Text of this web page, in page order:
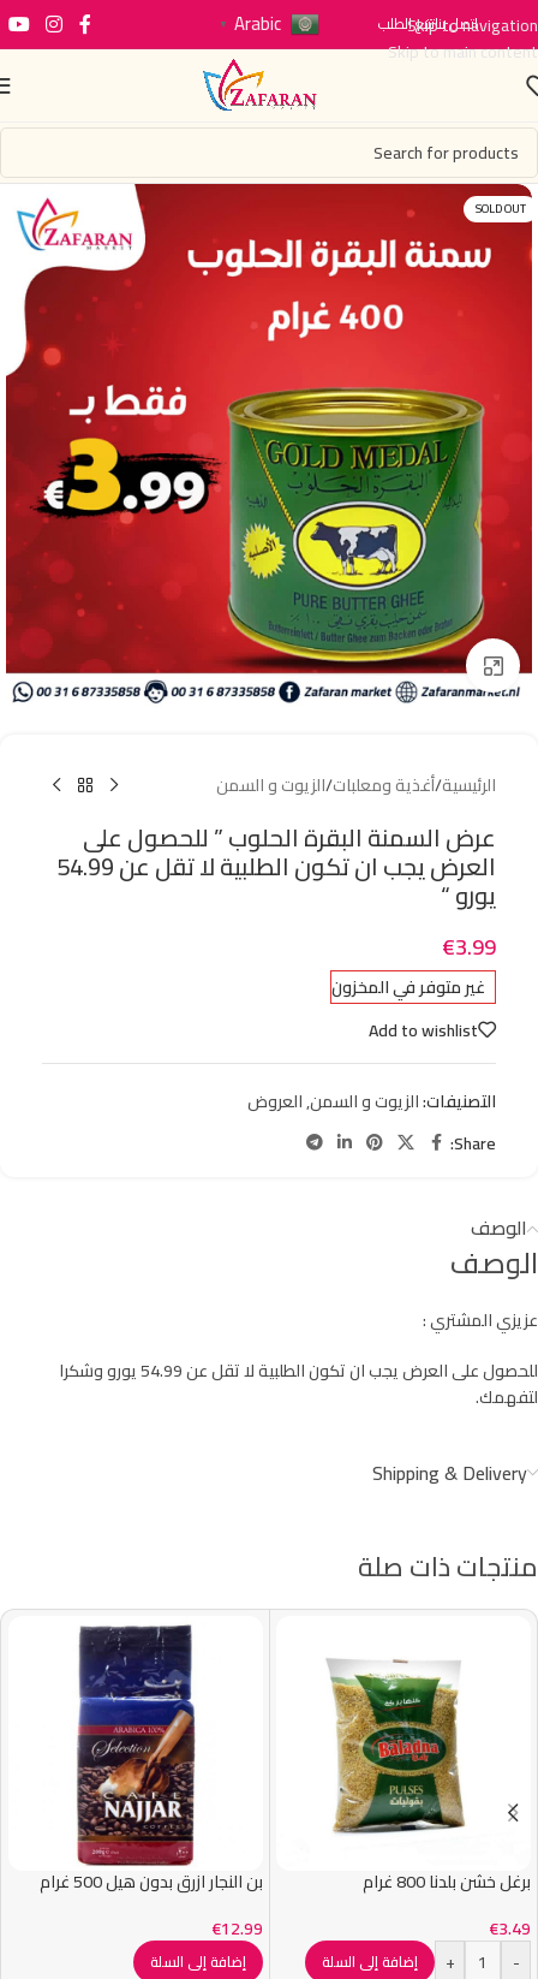
Skip to navigation
Skip to main content
اتصل بناتتبع الطلب Arabic
▼
SOLD OUT
Click to enlarge
الرئيسية/أغذية ومعلبات/الزيوت و السمن
عرض السمنة البقرة الحلوب ” للحصول على
العرض يجب ان تكون الطلبية لا تقل عن 54.99
يورو “
€3.99
غير متوفر في المخزون
Add to wishlist
التصنيفات:الزيوت و السمن,العروض
Share:
الوصف
الوصف
عزيزي المشتري :
للحصول على العرض يجب ان تكون الطلبية لا تقل عن 54.99 يورو وشكرا
لتفهمك.
Shipping & Delivery
منتجات ذات صلة
برغل خشن بلدنا 800 غرام
€3.49
-
+ إضافة إلى السلة
بن النجار ازرق بدون هيل 500 غرام
€12.99
إضافة إلى السلة